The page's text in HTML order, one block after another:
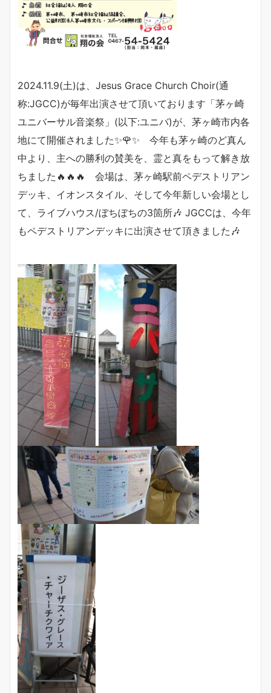
2024.11.9(土)は、Jesus Grace Church Choir(通
称:JGCC)が毎年出演させて頂いております「茅ヶ崎
ユニバーサル音楽祭」(以下:ユニバ)が、茅ヶ崎市内各
地にて開催されました✨🌹✨ 今年も茅ヶ崎のど真ん
中より、主への勝利の賛美を、霊と真をもって解き放
ちました🔥🔥🔥 会場は、茅ヶ崎駅前ペデストリアン
デッキ、イオンスタイル、そして今年新しい会場とし
て、ライブハウス/ぼちぼちの3箇所🎶 JGCCは、今年
もペデストリアンデッキに出演させて頂きました🎶